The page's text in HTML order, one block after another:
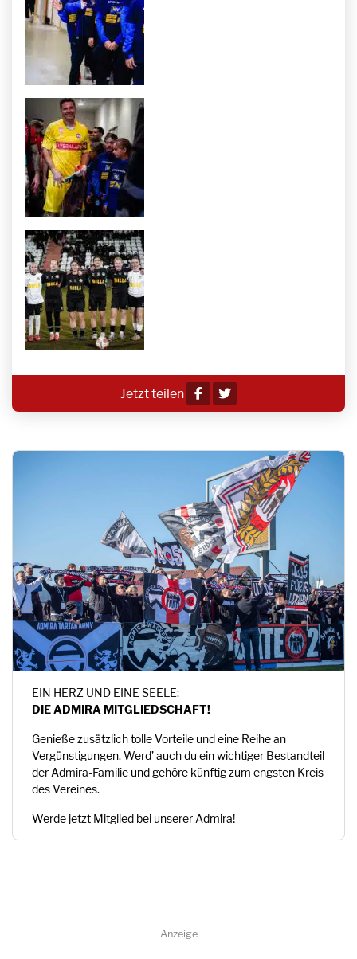
Jetzt teilen
EIN HERZ UND EINE SEELE:
DIE ADMIRA MITGLIEDSCHAFT!
Genieße zusätzlich tolle Vorteile und eine Reihe an
Vergünstigungen. Werd’ auch du ein wichtiger Bestandteil
der Admira-Familie und gehöre künftig zum engsten Kreis
des Vereines.
Werde jetzt Mitglied bei unserer Admira!
Anzeige